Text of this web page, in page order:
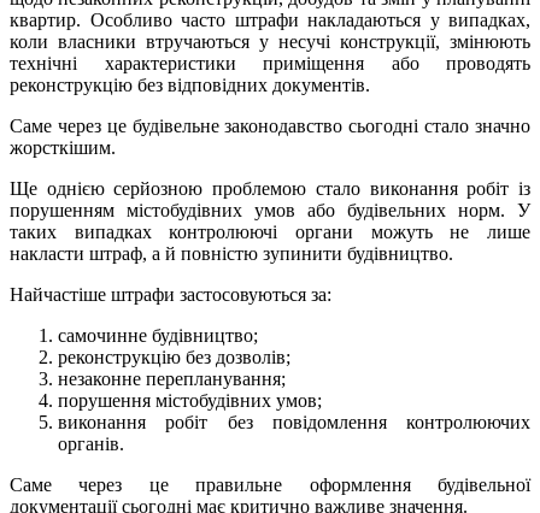
квартир. Особливо часто штрафи накладаються у випадках,
коли власники втручаються у несучі конструкції, змінюють
технічні характеристики приміщення або проводять
реконструкцію без відповідних документів.
Саме через це будівельне законодавство сьогодні стало значно
жорсткішим.
Ще однією серйозною проблемою стало виконання робіт із
порушенням містобудівних умов або будівельних норм. У
таких випадках контролюючі органи можуть не лише
накласти штраф, а й повністю зупинити будівництво.
Найчастіше штрафи застосовуються за:
самочинне будівництво;
реконструкцію без дозволів;
незаконне перепланування;
порушення містобудівних умов;
виконання робіт без повідомлення контролюючих
органів.
Саме через це правильне оформлення будівельної
документації сьогодні має критично важливе значення.